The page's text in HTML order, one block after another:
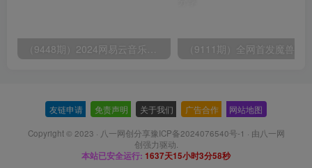
友链申请 免责声明 关于我们 广告合作 网站地图
Copyright © 2023 · 八一网创分享豫ICP备2024076540号-1 · 由八一网
创强力驱动.
本站已安全运行: 1637天15小时3分59秒